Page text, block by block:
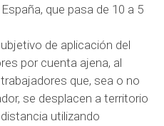
que pasa de 10 a 5
de aplicación del
por cuenta ajena, al
que, sea o no
se desplacen a territorio
utilizando